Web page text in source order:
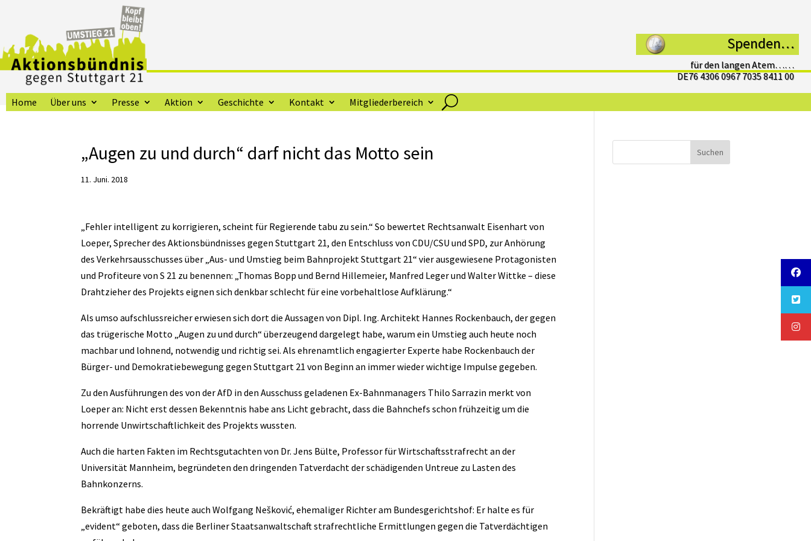
Spenden…
für den langen Atem……
DE76 4306 0967 7035 8411 00
Home Über uns Presse Aktion Geschichte Kontakt Mitgliederbereich
„Augen zu und durch“ darf nicht das Motto sein
11. Juni. 2018
„Fehler intelligent zu korrigieren, scheint für Regierende tabu zu sein.“ So bewertet Rechtsanwalt Eisenhart von
Loeper, Sprecher des Aktionsbündnisses gegen Stuttgart 21, den Entschluss von CDU/CSU und SPD, zur Anhörung
des Verkehrsausschusses über „Aus- und Umstieg beim Bahnprojekt Stuttgart 21“ vier ausgewiesene Protagonisten
und Profiteure von S 21 zu benennen: „Thomas Bopp und Bernd Hillemeier, Manfred Leger und Walter Wittke – diese
Drahtzieher des Projekts eignen sich denkbar schlecht für eine vorbehaltlose Aufklärung.“
Als umso aufschlussreicher erwiesen sich dort die Aussagen von Dipl. Ing. Architekt Hannes Rockenbauch, der gegen
das trügerische Motto „Augen zu und durch“ überzeugend dargelegt habe, warum ein Umstieg auch heute noch
machbar und lohnend, notwendig und richtig sei. Als ehrenamtlich engagierter Experte habe Rockenbauch der
Bürger- und Demokratiebewegung gegen Stuttgart 21 von Beginn an immer wieder wichtige Impulse gegeben.
Zu den Ausführungen des von der AfD in den Ausschuss geladenen Ex-Bahnmanagers Thilo Sarrazin merkt von
Loeper an: Nicht erst dessen Bekenntnis habe ans Licht gebracht, dass die Bahnchefs schon frühzeitig um die
horrende Unwirtschaftlichkeit des Projekts wussten.
Auch die harten Fakten im Rechtsgutachten von Dr. Jens Bülte, Professor für Wirtschaftsstrafrecht an der
Universität Mannheim, begründeten den dringenden Tatverdacht der schädigenden Untreue zu Lasten des
Bahnkonzerns.
Bekräftigt habe dies heute auch Wolfgang Nešković, ehemaliger Richter am Bundesgerichtshof: Er halte es für
„evident“ geboten, dass die Berliner Staatsanwaltschaft strafrechtliche Ermittlungen gegen die Tatverdächtigen
Suchen